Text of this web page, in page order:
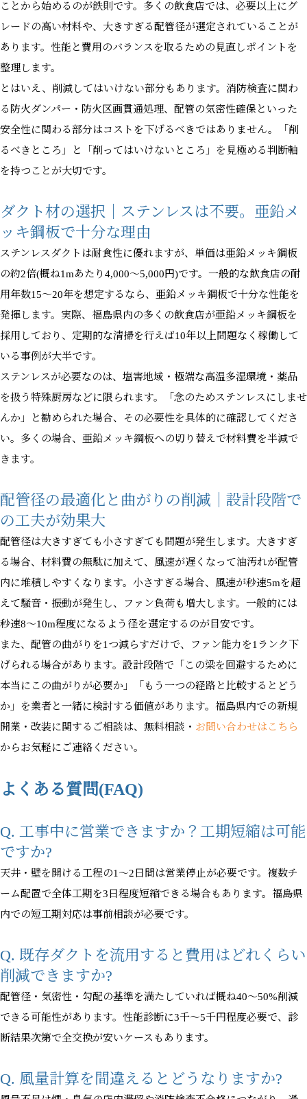
ことから始めるのが鉄則です。多くの飲食店では、必要以上にグ
レードの高い材料や、大きすぎる配管径が選定されていることが
あります。性能と費用のバランスを取るための見直しポイントを
整理します。
とはいえ、削減してはいけない部分もあります。消防検査に関わ
る防火ダンパー・防火区画貫通処理、配管の気密性確保といった
安全性に関わる部分はコストを下げるべきではありません。「削
るべきところ」と「削ってはいけないところ」を見極める判断軸
を持つことが大切です。
ダクト材の選択｜ステンレスは不要。亜鉛メ
ッキ鋼板で十分な理由
ステンレスダクトは耐食性に優れますが、単価は亜鉛メッキ鋼板
の約2倍(概ね1mあたり4,000〜5,000円)です。一般的な飲食店の耐
用年数15〜20年を想定するなら、亜鉛メッキ鋼板で十分な性能を
発揮します。実際、福島県内の多くの飲食店が亜鉛メッキ鋼板を
採用しており、定期的な清掃を行えば10年以上問題なく稼働して
いる事例が大半です。
ステンレスが必要なのは、塩害地域・極端な高温多湿環境・薬品
を扱う特殊厨房などに限られます。「念のためステンレスにしませ
んか」と勧められた場合、その必要性を具体的に確認してくださ
い。多くの場合、亜鉛メッキ鋼板への切り替えで材料費を半減で
きます。
配管径の最適化と曲がりの削減｜設計段階で
の工夫が効果大
配管径は大きすぎても小さすぎても問題が発生します。大きすぎ
る場合、材料費の無駄に加えて、風速が遅くなって油汚れが配管
内に堆積しやすくなります。小さすぎる場合、風速が秒速5mを超
えて騒音・振動が発生し、ファン負荷も増大します。一般的には
秒速8〜10m程度になるよう径を選定するのが目安です。
また、配管の曲がりを1つ減らすだけで、ファン能力を1ランク下
げられる場合があります。設計段階で「この梁を回避するために
本当にこの曲がりが必要か」「もう一つの経路と比較するとどう
か」を業者と一緒に検討する価値があります。福島県内での新規
開業・改装に関するご相談は、無料相談・ お問い合わせはこちら
からお気軽にご連絡ください。
よくある質問(FAQ)
Q. 工事中に営業できますか？工期短縮は可能
ですか?
天井・壁を開ける工程の1〜2日間は営業停止が必要です。複数チ
ーム配置で全体工期を3日程度短縮できる場合もあります。福島県
内での短工期対応は事前相談が必要です。
Q. 既存ダクトを流用すると費用はどれくらい
削減できますか?
配管径・気密性・勾配の基準を満たしていれば概ね40〜50%削減
できる可能性があります。性能診断に3千〜5千円程度必要で、診
断結果次第で全交換が安いケースもあります。
Q. 風量計算を間違えるとどうなりますか?